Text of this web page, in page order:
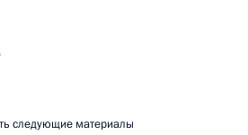
следующие материалы